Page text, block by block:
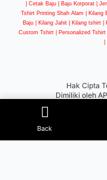
| Cetak Baju | Baju Korporat |
Tshirt Printing Shah Alam | Kilang
Baju | Kilang Jahit | Kilang tshirt |
Custom Tshirt | Personalized
Hak Cipta
Dimiliki oleh
Back